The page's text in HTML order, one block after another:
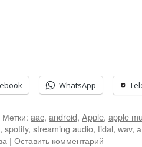
WhatsApp
Метки: aac, android, Apple, apple
, spotify, streaming audio, tidal, wav,
| Оставить комментарий